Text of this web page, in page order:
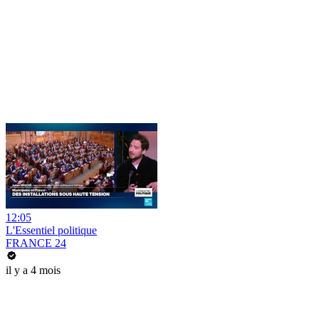
12:05
L'Essentiel politique
FRANCE 24
il y a 4 mois